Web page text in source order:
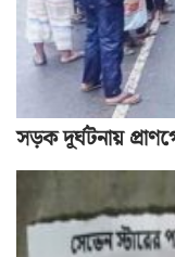
সড়ক দূর্ঘটনায়